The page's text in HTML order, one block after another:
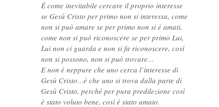
È come inevitabile cercare il proprio interesse
se Gesù Cristo per primo non si interessa, come
non si può amare se per primo non si è amati,
come non si può riconoscere se per primo Lui,
Lui non ci guarda e non si fa riconoscere, così
non si possono, non si può trovare…
E non è neppure che uno cerca l’interesse di
Gesù Cristo…è che uno si trova dalla parte di
Gesù Cristo, perché per pura predilezione così
è stato voluto bene, così è stato amato.